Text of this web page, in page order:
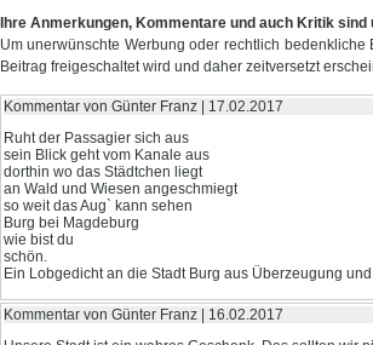
Ihre Anmerkungen, Kommentare und auch Kritik sind
Um unerwünschte Werbung oder rechtlich
Beitrag freigeschaltet wird und daher zeitversetzt
Kommentar von Günter Franz |
17.02.2017
Ruht der Passagier sich aus
sein Blick geht vom Kanale aus
dorthin wo das Städtchen liegt
an Wald und Wiesen angeschmiegt
so weit das Aug` kann sehen
Burg bei Magdeburg
wie bist du
schön.
Ein Lobgedicht an die Stadt Burg aus Überzeugung
Kommentar von Günter Franz |
16.02.2017